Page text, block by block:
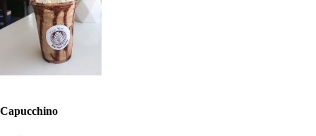
Capucchino